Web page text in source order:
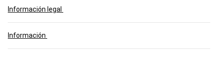
Información legal
Información